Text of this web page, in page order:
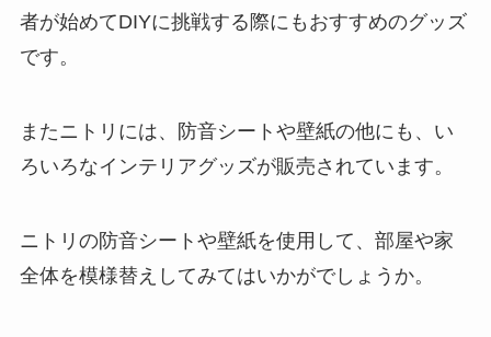
者が始めてDIYに挑戦する際にもおすすめのグッズ
です。
またニトリには、防音シートや壁紙の他にも、い
ろいろなインテリアグッズが販売されています。
ニトリの防音シートや壁紙を使用して、部屋や家
全体を模様替えしてみてはいかがでしょうか。